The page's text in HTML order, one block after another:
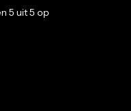
5 uit 5 op